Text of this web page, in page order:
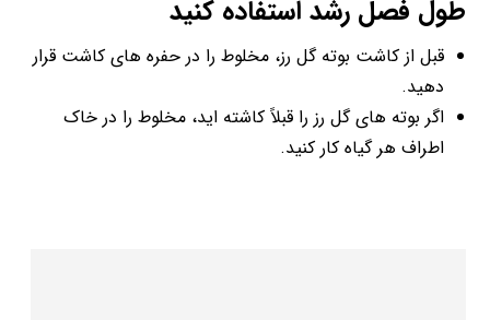
طول فصل رشد استفاده کنید
قبل از کاشت بوته گل رز، مخلوط را در حفره ­های کاشت قرار
دهید.
اگر بوته ­های گل رز را قبلاً کاشته ­اید، مخلوط را در خاک
اطراف هر گیاه کار کنید.